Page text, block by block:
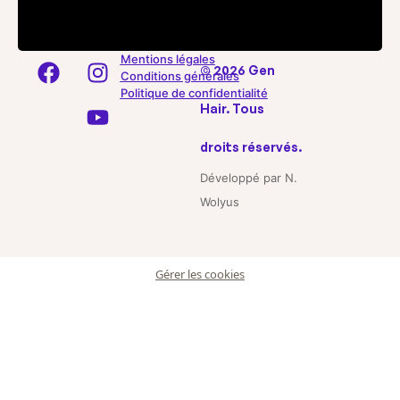
© 2026 Gen
Hair. Tous
droits réservés.
Développé par N.
Wolyus
Mentions légales
Conditions générales
Politique de confidentialité
Gérer les cookies